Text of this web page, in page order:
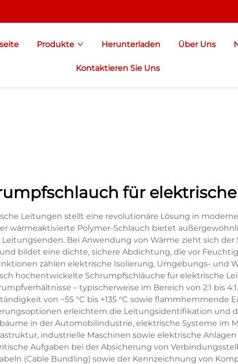
Produkte Herunterladen Über Uns
Kontaktieren Sie Uns
für
Leitungen stellt eine revolutionäre Lösung in
wärmeaktivierte Polymer-Schlauch bietet
Bei Anwendung von Wärme zieht sich
bildet eine dichte, sichere Abdichtung, die vor
zählen elektrische Isolierung, Umgebungs- und
hochentwickelte Schrumpfschläuche für elektrische
– typischerweise im Bereich von 2:1 bis
von −55 °C bis +135 °C sowie flammhemmende
erleichtern die Leitungsidentifikation und
in der Automobilindustrie, elektrische Systeme im
industrielle Maschinen sowie elektrische
Aufgaben bei der Absicherung von
(Cable Bundling) sowie der Kennzeichnung von